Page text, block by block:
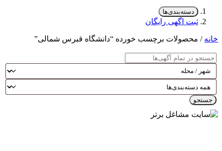
دسته‌بندی‌ها
ثبت اگهی رایگان
خانه / محصولات برچسب خورده “دانشگاه قبرس شمالی”
جستجو